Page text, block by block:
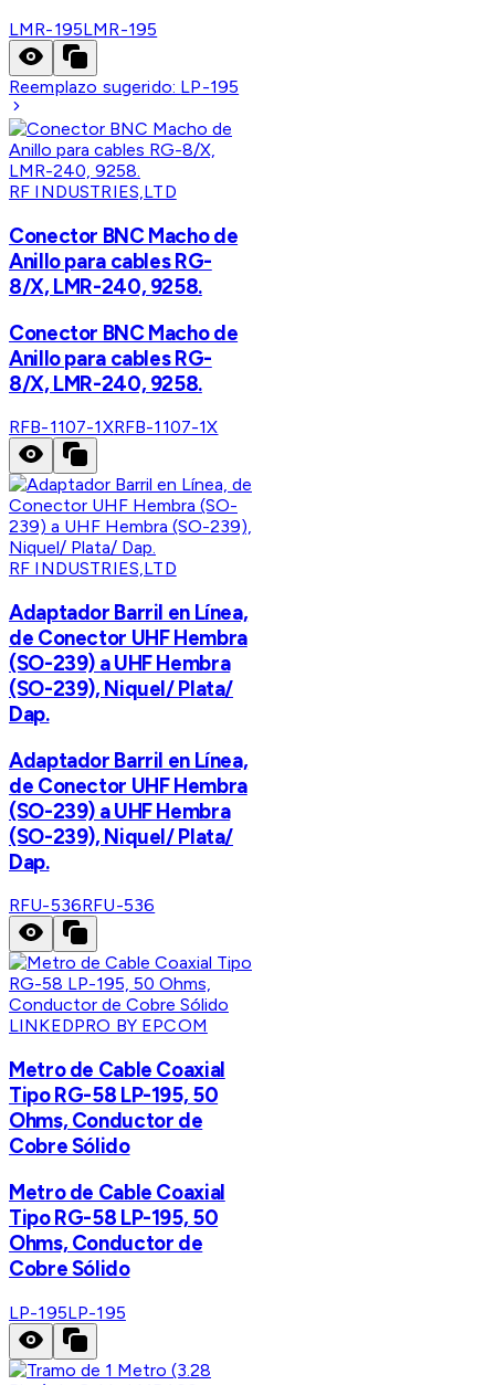
LMR-195LMR-195
Reemplazo sugerido: LP-195
RF INDUSTRIES,LTD
Conector BNC Macho de
Anillo para cables RG-
8/X, LMR-240, 9258.
Conector BNC Macho de
Anillo para cables RG-
8/X, LMR-240, 9258.
RFB-1107-1XRFB-1107-1X
RF INDUSTRIES,LTD
Adaptador Barril en Línea,
de Conector UHF Hembra
(SO-239) a UHF Hembra
(SO-239), Niquel/ Plata/
Dap.
Adaptador Barril en Línea,
de Conector UHF Hembra
(SO-239) a UHF Hembra
(SO-239), Niquel/ Plata/
Dap.
RFU-536RFU-536
LINKEDPRO BY EPCOM
Metro de Cable Coaxial
Tipo RG-58 LP-195, 50
Ohms, Conductor de
Cobre Sólido
Metro de Cable Coaxial
Tipo RG-58 LP-195, 50
Ohms, Conductor de
Cobre Sólido
LP-195LP-195